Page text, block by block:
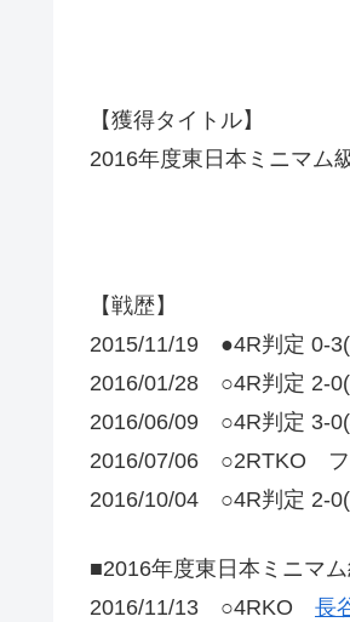
【獲得タイトル】
2016年度東日本ミニマム
【戦歴】
2015/11/19 ●4R判定 0-
2016/01/28 ○4R判定 2-
2016/06/09 ○4R判定 3-
2016/07/06 ○2RTKO フ
2016/10/04 ○4R判定 2-
■2016年度東日本ミニマ
2016/11/13 ○4RKO 長